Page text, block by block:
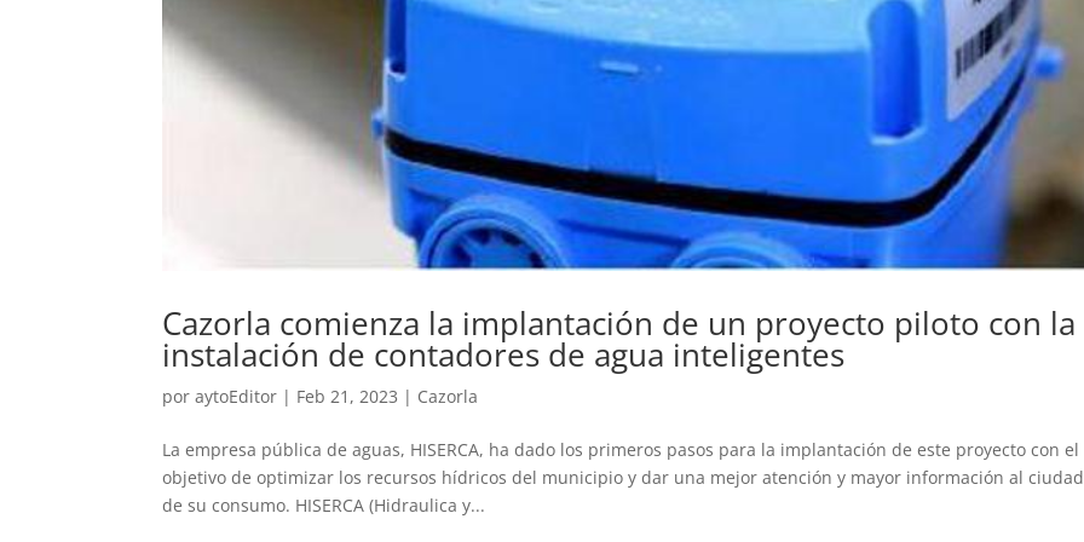
Cazorla comienza la implantación de un proyecto piloto con la
instalación de contadores de agua inteligentes
poraytoEditor | Feb 21, 2023 | Cazorla
La empresa pública de aguas, HISERCA, ha dado los primeros pasos para la implantación de este proyecto con el
objetivo de optimizar los recursos hídricos del municipio y dar una mejor atención y mayor información al
de su consumo. HISERCA (Hidraulica y...